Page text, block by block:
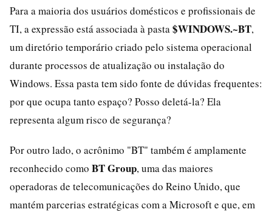
Para a maioria dos usuários domésticos e profissionais de
TI, a expressão está associada à pasta $WINDOWS.~BT,
um diretório temporário criado pelo sistema operacional
durante processos de atualização ou instalação do
Windows. Essa pasta tem sido fonte de dúvidas frequentes:
por que ocupa tanto espaço? Posso deletá-la? Ela
representa algum risco de segurança?
Por outro lado, o acrônimo "BT" também é amplamente
reconhecido como BT Group, uma das maiores
operadoras de telecomunicações do Reino Unido, que
mantém parcerias estratégicas com a Microsoft e que, em